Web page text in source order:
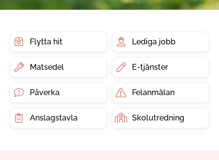
Flytta hit Lediga jobb
Matsedel E-tjänster
Påverka Felanmälan
Anslagstavla Skolutredning